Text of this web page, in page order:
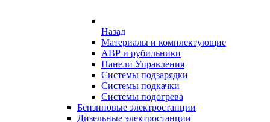
Назад
Материалы и комплектующие
АВР и рубильники
Панели Управления
Системы подзарядки
Системы подкачки
Системы подогрева
Бензиновые электростанции
Дизельные электростанции